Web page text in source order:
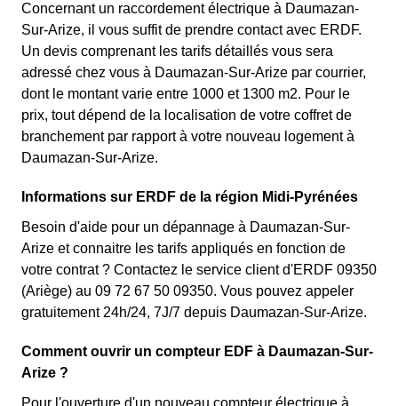
Concernant un raccordement électrique à Daumazan-
Sur-Arize, il vous suffit de prendre contact avec ERDF.
Un devis comprenant les tarifs détaillés vous sera
adressé chez vous à Daumazan-Sur-Arize par courrier,
dont le montant varie entre 1000 et 1300 m2. Pour le
prix, tout dépend de la localisation de votre coffret de
branchement par rapport à votre nouveau logement à
Daumazan-Sur-Arize.
Informations sur ERDF de la région Midi-Pyrénées
Besoin d'aide pour un dépannage à Daumazan-Sur-
Arize et connaitre les tarifs appliqués en fonction de
votre contrat ? Contactez le service client d'ERDF 09350
(Ariège) au 09 72 67 50 09350. Vous pouvez appeler
gratuitement 24h/24, 7J/7 depuis Daumazan-Sur-Arize.
Comment ouvrir un compteur EDF à Daumazan-Sur-
Arize ?
Pour l'ouverture d'un nouveau compteur électrique à